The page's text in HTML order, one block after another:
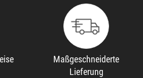
Maßgeschneiderte
Lieferung